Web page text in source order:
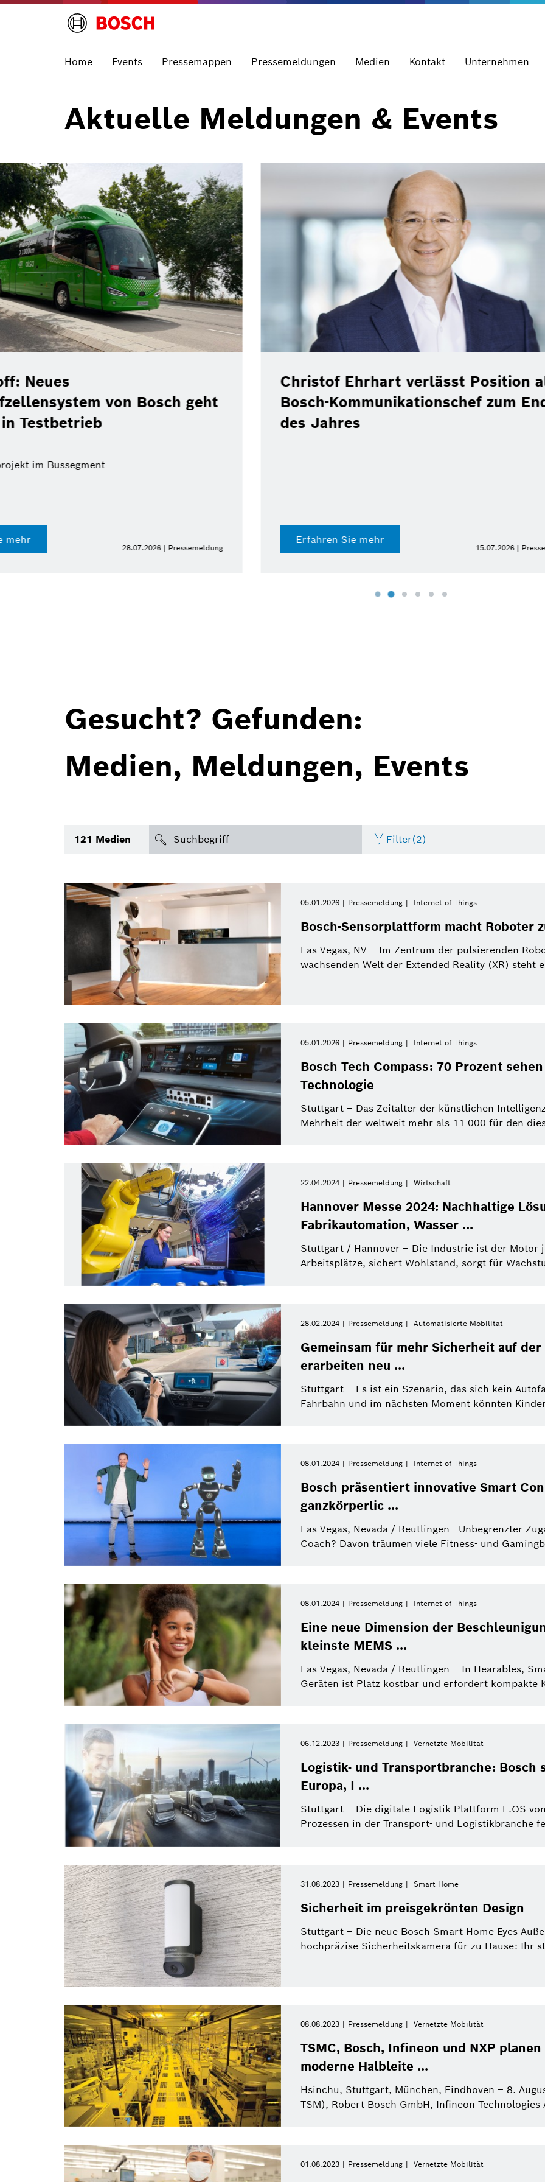
Home Events Pressemappen Pressemeldungen Medien Kontakt Unternehmen
Aktuelle Meldungen & Events
Christof Ehrhart verlässt Position als
Bosch-Kommunikationschef zum Ende
des Jahres
Pilotprojekt:
Repsol
Digital Fuel Twin
Gesucht? Gefunden:
Medien, Meldungen, Events
121 Medien suchen Filter(2)
Thema(1)
Bereich
International
Zeitraum
Medientyp(1)
Antriebssysteme Wirtschaft
Nutzfahrzeuge Zweirad
Automatisierte Mobilität
History Power Tools
Künstliche Intelligenz
Dremel
Qualcomm
Afrika
Bitte wählen
Bitte wählen
Dieses Quartal
von
Infografik Pressemeldung
Factsheet Referat
Filter schließen
Internet of Things Pressemeldung Alle Filter zurücksetzen
05.01.2026 Pressemeldung Internet of Things
Bosch-Sensorplattform macht Roboter
Las Vegas, NV – Im Zentrum der pulsierenden
wachsenden Welt der Extended Reality (XR) steht
05.01.2026 Pressemeldung Internet of Things
Bosch Tech Compass: 70 Prozent
Technologie
Stuttgart – Das Zeitalter der künstlichen
Mehrheit der weltweit mehr als 11 000 für den
22.04.2024 Pressemeldung Wirtschaft
Hannover Messe 2024: Nachhaltige
Fabrikautomation, Wasser ...
Stuttgart / Hannover – Die Industrie ist der Motor
Arbeitsplätze, sichert Wohlstand, sorgt für
28.02.2024 Pressemeldung Automatisierte Mobilität
Gemeinsam für mehr Sicherheit auf
erarbeiten neu ...
Stuttgart – Es ist ein Szenario, das sich kein
Fahrbahn und im nächsten Moment könnten
08.01.2024 Pressemeldung Internet of Things
Bosch präsentiert innovative Smart
ganzkörperlic ...
Las Vegas, Nevada / Reutlingen - Unbegrenzter
Coach? Davon träumen viele Fitness- und
08.01.2024 Pressemeldung Internet of Things
Eine neue Dimension der
kleinste MEMS ...
Las Vegas, Nevada / Reutlingen – In Hearables,
Geräten ist Platz kostbar und erfordert kompakte
06.12.2023 Pressemeldung Vernetzte Mobilität
Logistik- und Transportbranche:
Europa, I ...
Stuttgart – Die digitale Logistik-Plattform L.OS
Prozessen in der Transport- und Logistikbranche
31.08.2023 Pressemeldung Smart Home
Sicherheit im preisgekrönten Design
Stuttgart – Die neue Bosch Smart Home Eyes
hochpräzise Sicherheitskamera für zu Hause: Ihr
08.08.2023 Pressemeldung Vernetzte Mobilität
TSMC, Bosch, Infineon und NXP
moderne Halbleite ...
Hsinchu, Stuttgart, München, Eindhoven – 8.
TSM), Robert Bosch GmbH, Infineon Technologies
01.08.2023 Pressemeldung Vernetzte Mobilität